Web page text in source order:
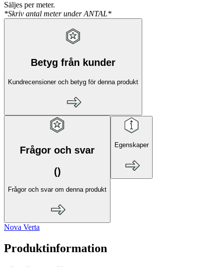
Säljes per meter.
*Skriv antal meter under ANTAL*
Betyg från kunder
Kundrecensioner och betyg för denna produkt
Frågor och svar
()
Frågor och svar om denna produkt
Egenskaper
Nova Verta
Produktinformation